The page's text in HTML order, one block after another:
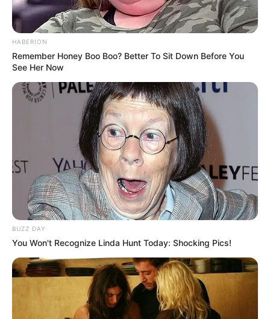
HABERION
Remember Honey Boo Boo? Better To Sit Down Before You
See Her Now
BUZZ DAY
You Won't Recognize Linda Hunt Today: Shocking Pics!